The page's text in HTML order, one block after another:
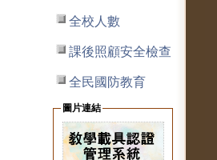
全校人數
課後照顧安全檢查
全民國防教育
圖片連結